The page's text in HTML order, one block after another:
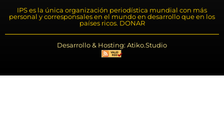
IPS es la única organización periodística mundial con más
personal y corresponsales en el mundo en desarrollo que en los
países ricos. DONAR
Desarrollo & Hosting: Atiko.Studio